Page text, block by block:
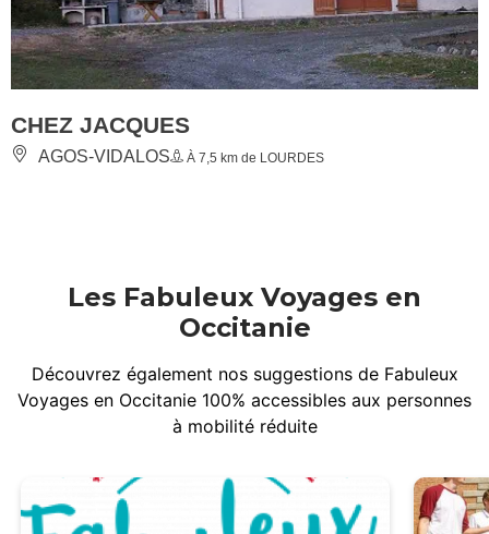
CHEZ JACQUES
AGOS-VIDALOS À 7,5 km de LOURDES
Les Fabuleux Voyages en
Occitanie
Découvrez également nos suggestions de Fabuleux
Voyages en Occitanie 100% accessibles aux personnes
à mobilité réduite